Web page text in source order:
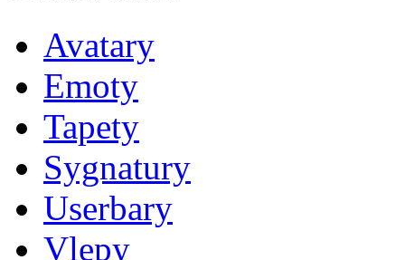
Avatary
Emoty
Tapety
Sygnatury
Userbary
Vlepy